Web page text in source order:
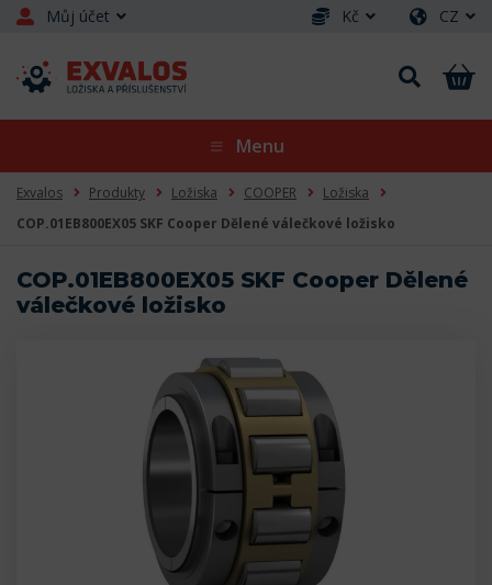
Můj účet Kč CZ
Menu
Exvalos Produkty Ložiska COOPER
Ložiska
COP.01EB800EX05 SKF Cooper Dělené válečkové ložisko
COP.01EB800EX05 SKF Cooper Dělené
válečkové ložisko